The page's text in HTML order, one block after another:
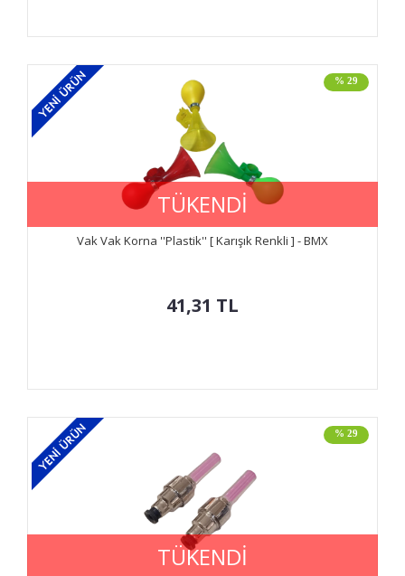
% 29
TÜKENDİ
Vak Vak Korna ''Plastik'' [ Karışık Renkli ] - BMX
41,31 TL
% 29
TÜKENDİ